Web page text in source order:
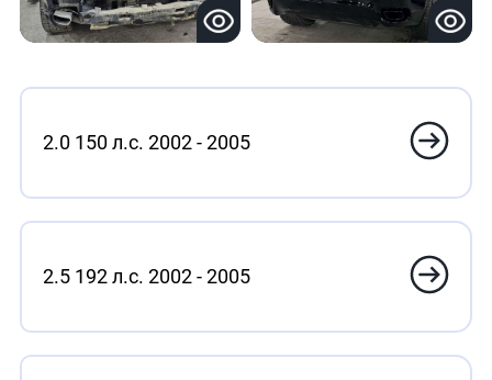
2.0 150 л.с. 2002 - 2005
2.5 192 л.с. 2002 - 2005